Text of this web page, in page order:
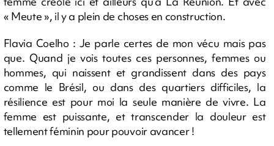
« Meute », il y a plein de choses en construction.
Flavia Coelho : Je parle certes de mon vécu mais pas
que. Quand je vois toutes ces personnes, femmes ou
hommes, qui naissent et grandissent dans des pays
comme le Brésil, ou dans des quartiers difficiles, la
résilience est pour moi la seule manière de vivre. La
femme est puissante, et transcender la douleur est
tellement féminin pour pouvoir avancer !